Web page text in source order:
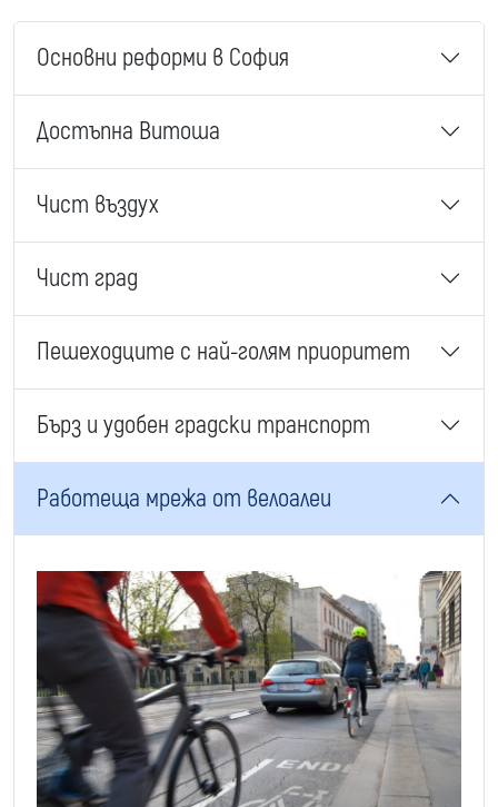
Основни реформи в София
Достъпна Витоша
Чист въздух
Чист град
Пешеходците с най-голям приоритет
Бърз и удобен градски транспорт
Работеща мрежа от велоалеи